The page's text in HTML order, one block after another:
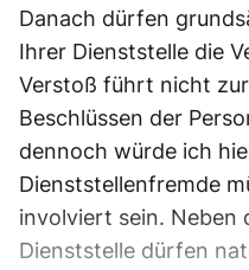
Danach dürfen
Ihrer Dienststelle die
Verstoß führt nicht
Beschlüssen der
dennoch würde ich
Dienststellenfremde
involviert sein. Neben
Dienststelle dürfen